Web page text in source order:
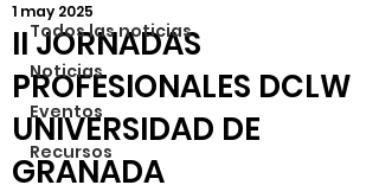
Todos las noticias
Noticias
Eventos
Recursos
II JORNADAS
PROFESIONALES DCLW
UNIVERSIDAD DE
GRANADA
1 may 2025